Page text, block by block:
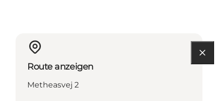
Route anzeigen
Metheasvej 2